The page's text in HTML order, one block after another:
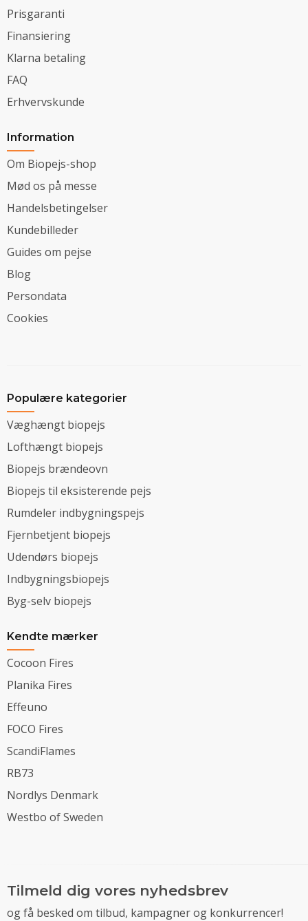
Prisgaranti
Finansiering
Klarna betaling
FAQ
Erhvervskunde
Information
Om Biopejs-shop
Mød os på messe
Handelsbetingelser
Kundebilleder
Guides om pejse
Blog
Persondata
Cookies
Populære kategorier
Væghængt biopejs
Lofthængt biopejs
Biopejs brændeovn
Biopejs til eksisterende pejs
Rumdeler indbygningspejs
Fjernbetjent biopejs
Udendørs biopejs
Indbygningsbiopejs
Byg-selv biopejs
Kendte mærker
Cocoon Fires
Planika Fires
Effeuno
FOCO Fires
ScandiFlames
RB73
Nordlys Denmark
Westbo of Sweden
Tilmeld dig vores nyhedsbrev
og få besked om tilbud, kampagner og konkurrencer!